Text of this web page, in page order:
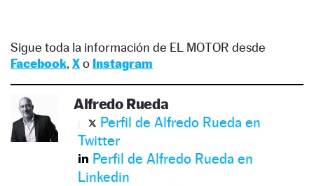
Sigue toda la información de EL MOTOR desde
Facebook, Xo Instagram
Alfredo Rueda
Perfil de Alfredo Rueda en
Twitter
Perfil de Alfredo Rueda en
Linkedin